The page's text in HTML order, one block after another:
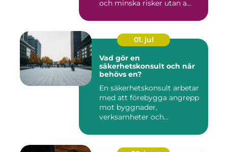
och minska risker utan a...
01. jul
Vad gör en
säkerhetskonsult och när
behövs en?
En säkerhetskonsult arbetar
med att förebygga angrepp
mot byggnader,
verksamheter och